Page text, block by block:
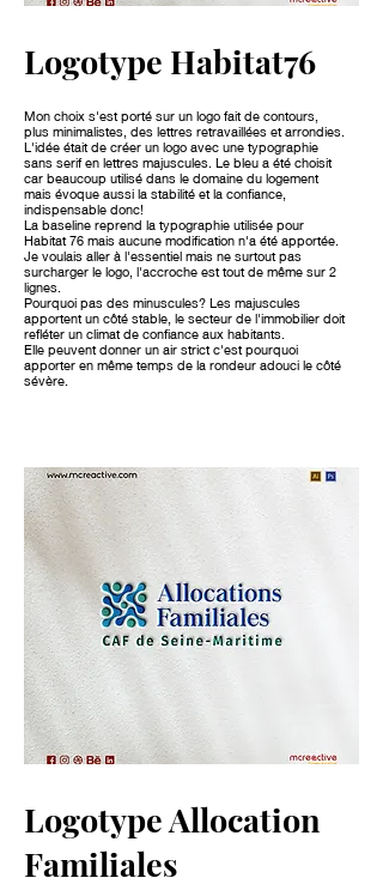
Logotype Habitat76
Mon choix s'est porté sur un logo fait de contours,
plus minimalistes, des lettres retravaillées et arrondies.
L'idée était de créer un logo avec une typographie
sans serif en lettres majuscules. Le bleu a été choisit
car beaucoup utilisé dans le domaine du logement
mais évoque aussi la stabilité et la confiance,
indispensable donc!
La baseline reprend la typographie utilisée pour
Habitat 76 mais aucune modification n'a été apportée.
Je voulais aller à l'essentiel mais ne surtout pas
surcharger le logo, l'accroche est tout de même sur 2
lignes.
Pourquoi pas des minuscules? Les majuscules
apportent un côté stable, le secteur de l'immobilier doit
refléter un climat de confiance aux habitants.
Elle peuvent donner un air strict c'est pourquoi
apporter en même temps de la rondeur adouci le côté
sévère.
Logotype Allocation
Familiales